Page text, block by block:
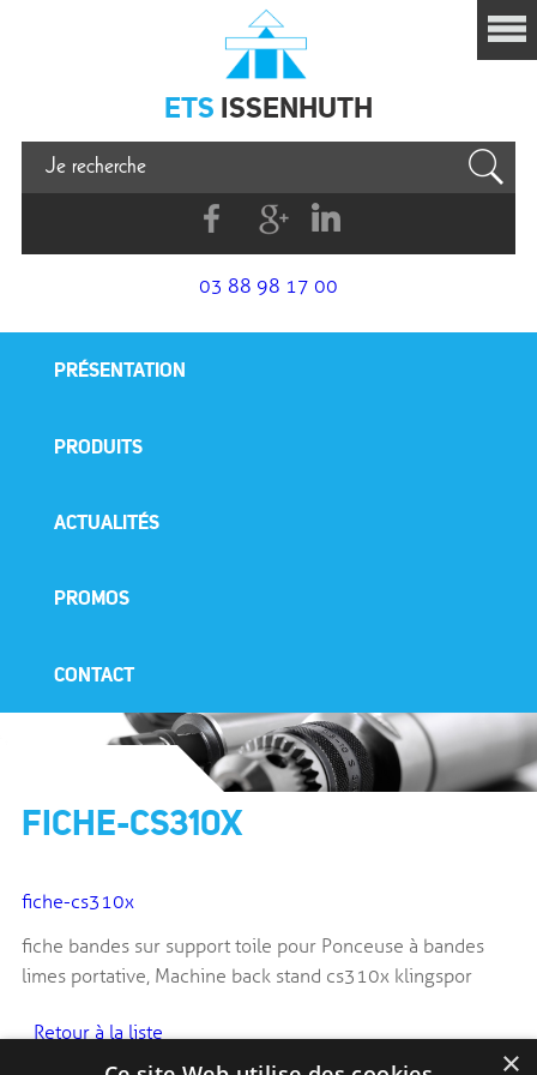
Issenhuth
ETS ISSENHUTH
FacebookG+
Linkedin
03 88 98 17 00
PRÉSENTATION
PRODUITS
ACTUALITÉS
PROMOS
CONTACT
FICHE-CS310X
fiche-cs310x
fiche bandes sur support toile pour Ponceuse à bandes
limes portative, Machine back stand cs310x klingspor
Retour à la liste
×